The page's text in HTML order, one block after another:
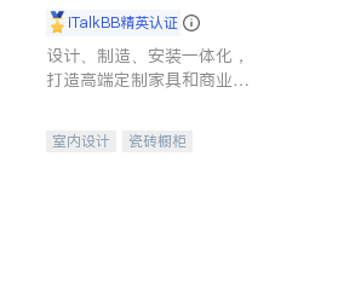
A LUXE
iTalkBB精英认证
设计、制造、安装一体化，
打造高端定制家具和商业空
室内设计
瓷砖橱柜